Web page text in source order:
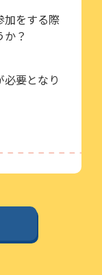
加をする際
？
要となり